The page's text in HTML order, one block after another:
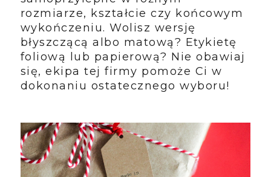
rozmiarze, kształcie czy końcowym
wykończeniu. Wolisz wersję
błyszczącą albo matową? Etykietę
foliową lub papierową? Nie obawiaj
się, ekipa tej firmy pomoże Ci w
dokonaniu ostatecznego wyboru!